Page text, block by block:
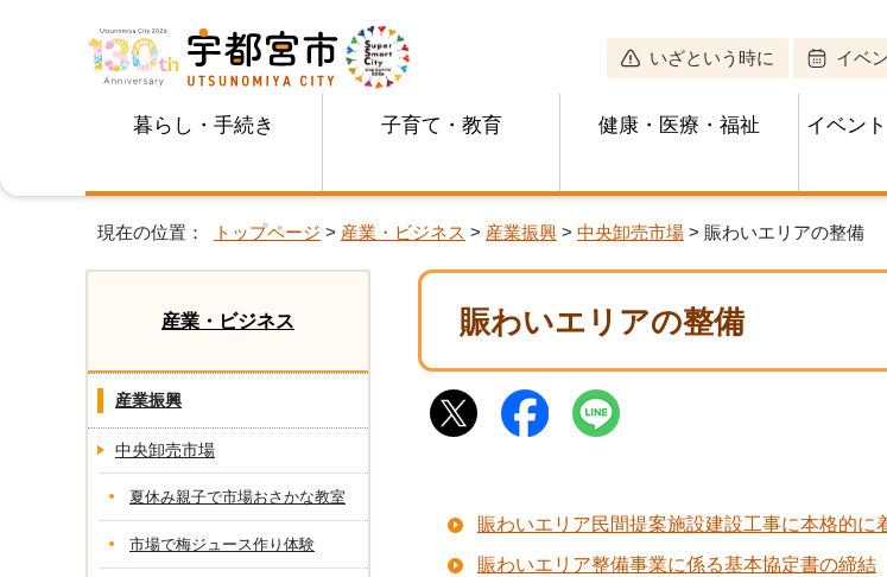
いざという時に イベ
暮らし・手続き 子育て・教育 健康・医療・福祉
イベン
現在の位置： トップページ > 産業・ビジネス > 産業振興 > 中央卸売市場 > 賑わいエリアの整備
賑わいエリアの整備
賑わいエリア民間提案施設建設工事に本格的に
賑わいエリア整備事業に係る基本協定書の締結
産業・ビジネス
産業振興
中央卸売市場
夏休み親子で市場おさかな教室
市場で梅ジュース作り体験